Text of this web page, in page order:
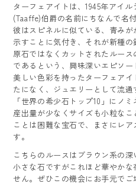
ターフェアイトは、1945年アイ
(Taaffe)伯爵の名前にちなんで名
彼はスピネルに似ている、青み
示すことに気付き、それが新種の
原石ではなくカットされたルー
であるという、興味深いエピソー
美しい色彩を持ったターフェア
たになく、ジュエリーとして流通
「世界の希少石トップ10」にノ
産出量が少なくサイズも小粒な
ことは困難な宝石で、まさにレ
す。
こちらのルースはブラウン系の深
小さな石ですがこれほど華やか
せん。ぜひこの機会にお手元でご